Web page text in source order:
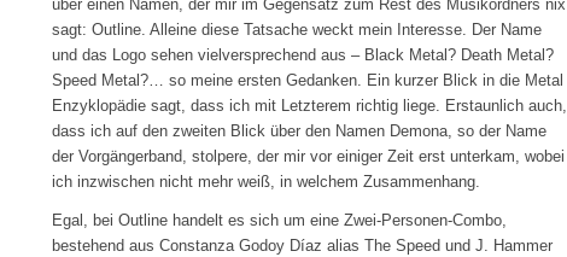
über einen Namen, der mir im Gegensatz zum Rest des Musikordners nix
sagt: Outline. Alleine diese Tatsache weckt mein Interesse. Der Name
und das Logo sehen vielversprechend aus – Black Metal? Death Metal?
Speed Metal?… so meine ersten Gedanken. Ein kurzer Blick in die Metal
Enzyklopädie sagt, dass ich mit Letzterem richtig liege. Erstaunlich auch,
dass ich auf den zweiten Blick über den Namen Demona, so der Name
der Vorgängerband, stolpere, der mir vor einiger Zeit erst unterkam, wobei
ich inzwischen nicht mehr weiß, in welchem Zusammenhang.
Egal, bei Outline handelt es sich um eine Zwei-Personen-Combo,
bestehend aus Constanza Godoy Díaz alias The Speed und J. Hammer